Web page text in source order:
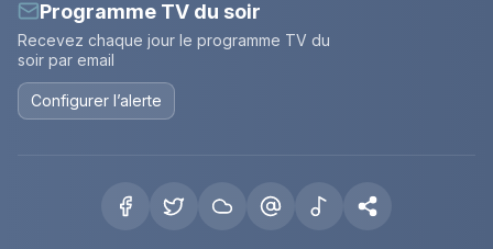
Programme TV du soir
Recevez chaque jour le programme TV du
soir par email
Configurer l’alerte